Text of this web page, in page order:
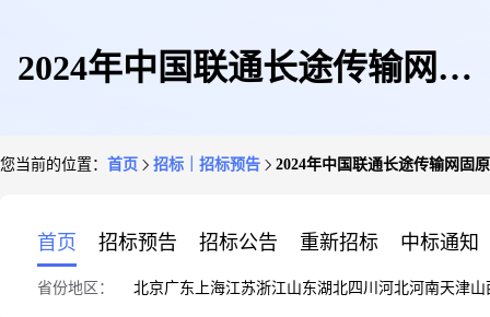
2024年中国联通长途传输网固
您当前的位置： 首页 招标｜招标预告 2024年中国联通长途传输网固
首页 招标预告 招标公告 重新招标 中标通知
省份地区： 北京广东 上海江苏浙江山东湖北四川 河北河南天津山